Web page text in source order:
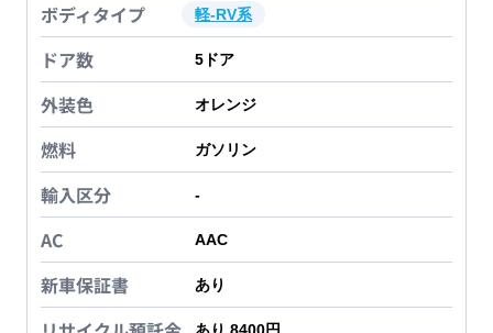
ボディタイプ 軽-RV系
ドア数 5 ドア
外装色 オレンジ
燃料 ガソリン
輸入区分 -
AC AAC
新車保証書 あり